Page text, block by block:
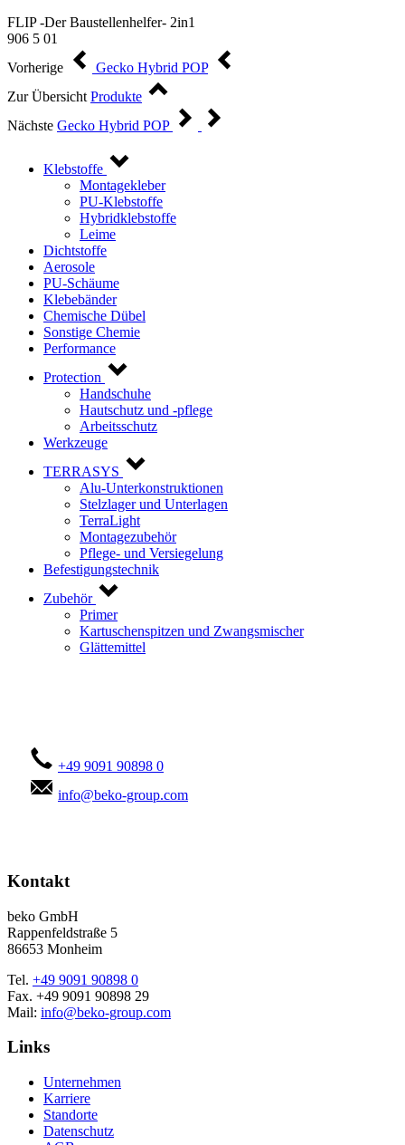
FLIP -Der Baustellenhelfer- 2in1
906 5 01
Vorherige
Gecko Hybrid POP
Zur Übersicht Produkte
Nächste Gecko Hybrid POP
Klebstoffe
Montagekleber
PU-Klebstoffe
Hybridklebstoffe
Leime
Dichtstoffe
Aerosole
PU-Schäume
Klebebänder
Chemische Dübel
Sonstige Chemie
Performance
Protection
Handschuhe
Hautschutz und -pflege
Arbeitsschutz
Werkzeuge
TERRASYS
Alu-Unterkonstruktionen
Stelzlager und Unterlagen
TerraLight
Montagezubehör
Pflege- und Versiegelung
Befestigungstechnik
Zubehör
Primer
Kartuschenspitzen und Zwangsmischer
Glättemittel
+49 9091 90898 0
info@beko-group.com
Kontakt
beko GmbH
Rappenfeldstraße 5
86653 Monheim
Tel. +49 9091 90898 0
Fax. +49 9091 90898 29
Mail: info@beko-group.com
Links
Unternehmen
Karriere
Standorte
Datenschutz